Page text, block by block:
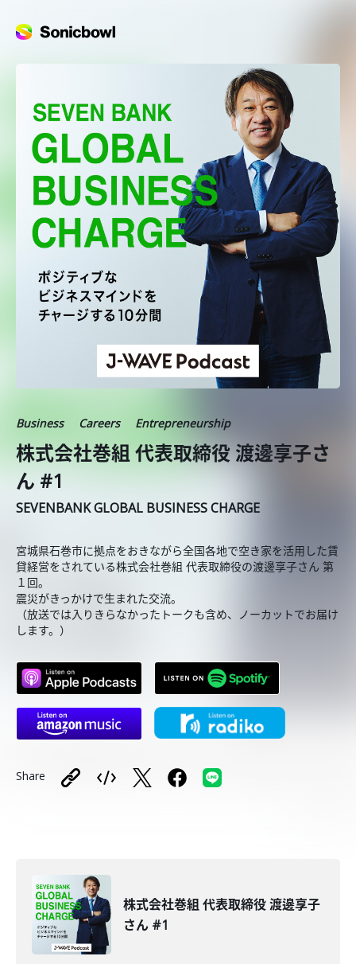
Business Careers Entrepreneurship
株式会社巻組 代表取締役 渡邊享子さ
ん #1
SEVENBANK GLOBAL BUSINESS CHARGE
宮城県石巻市に拠点をおきながら全国各地で空き家を活用した賃
貸経営をされている株式会社巻組 代表取締役の渡邊享子さん 第
１回。
震災がきっかけで生まれた交流。
（放送では入りきらなかったトークも含め、ノーカットでお届け
します。）
Share
株式会社巻組 代表取締役 渡邊享子
さん #1